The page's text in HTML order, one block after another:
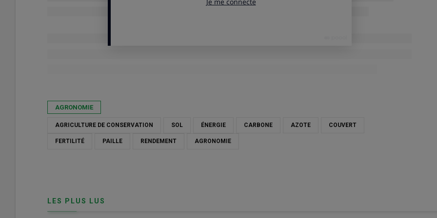
AGRONOMIE
AGRICULTURE DE CONSERVATION SOL ÉNERGIE CARBONE AZOTE COUVERT
FERTILITÉ PAILLE RENDEMENT AGRONOMIE
LES PLUS LUS